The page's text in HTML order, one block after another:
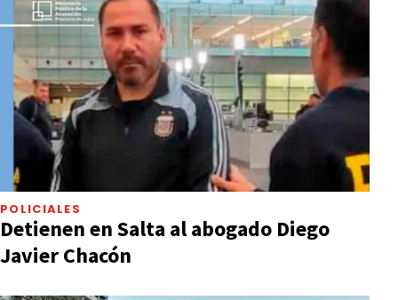
POLICIALES
Detienen en Salta al abogado Diego
Javier Chacón